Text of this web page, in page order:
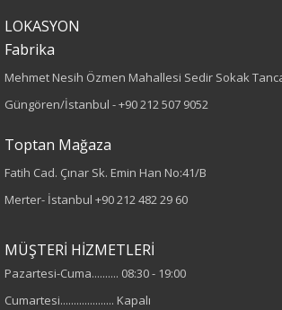
Paça Tipi
Boru Paça
Dokuma
Desen
Düz
LOKASYON
Fabrika
Mehmet Nesih Özmen Mahallesi Sedir Sokak
Güngören/İstanbul -+90 212 507 9052
Toptan Mağaza
Fatih Cad. Çınar Sk. Emin Han No:41/B
Merter- İstanbul +90 212 482 29 60
MÜŞTERİ HİZMETLERİ
Pazartesi-Cuma.......... 08:30 - 19:00
Cumartesi.................... Kapalı